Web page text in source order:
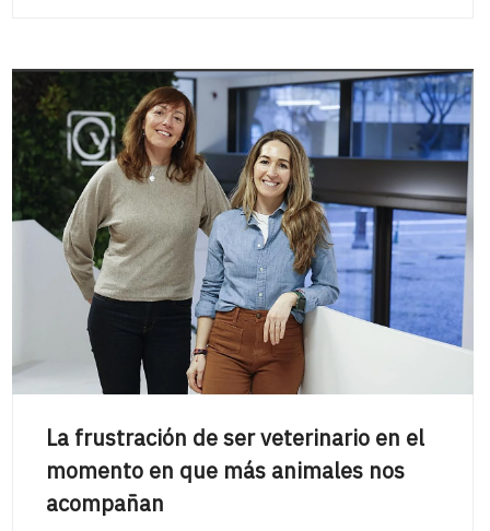
La frustración de ser veterinario en el
momento en que más animales nos
acompañan